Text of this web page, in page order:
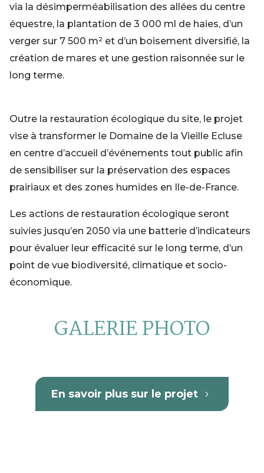
via la désimperméabilisation des allées du centre
équestre, la plantation de 3 000 ml de haies, d’un
verger sur 7 500 m² et d’un boisement diversifié, la
création de mares et une gestion raisonnée sur le
long terme.
Outre la restauration écologique du site, le projet
vise à transformer le Domaine de la Vieille Ecluse
en centre d’accueil d’événements tout public afin
de sensibiliser sur la préservation des espaces
prairiaux et des zones humides en Ile-de-France.
Les actions de restauration écologique seront
suivies jusqu’en 2050 via une batterie d’indicateurs
pour évaluer leur efficacité sur le long terme, d’un
point de vue biodiversité, climatique et socio-
économique.
GALERIE PHOTO
En savoir plus sur le projet